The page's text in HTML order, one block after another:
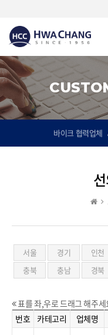
바이크 협력업체
서울 경기 인천
충북
충남 경북
표를 좌,우로 드래그 해주
번호
카테고리 업체명